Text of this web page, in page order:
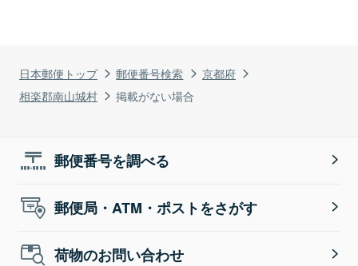
日本郵便トップ 郵便番号検索
京都府
相楽郡南山城村
掲載がない場合
郵便番号を調べる
郵便局・ATM・ポストをさがす
荷物のお問い合わせ